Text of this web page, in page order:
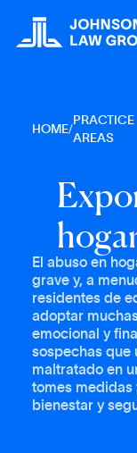
HOME/
PRACTICE
AREAS
Expo
hoga
El abuso en
grave y, a
residentes de
adoptar
emocional y
sospechas que
maltratado en
tomes medidas
bienestar y